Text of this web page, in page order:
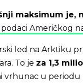
maksimum je,
Američkog
led na Arktiku
To je za 1,3
vrhunac u periodu